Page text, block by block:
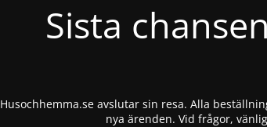
Sista
Husochhemma.se avslutar sin resa. Alla
nya ärenden. Vid frågor,